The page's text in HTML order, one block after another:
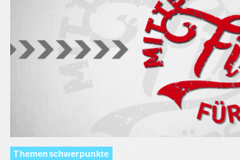
Themenschwerpunkte